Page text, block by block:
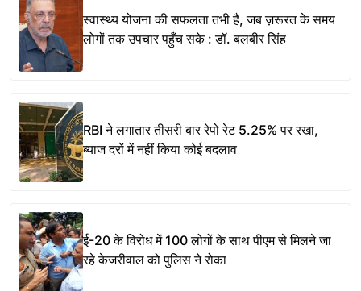
स्वास्थ्य योजना की सफलता तभी है, जब ज़रूरत के समय
लोगों तक उपचार पहुँच सके : डॉ. बलबीर सिंह
RBI ने लगातार तीसरी बार रेपो रेट 5.25% पर रखा,
ब्याज दरों में नहीं किया कोई बदलाव
ई-20 के विरोध में 100 लोगों के साथ पीएम से मिलने जा
रहे केजरीवाल को पुलिस ने रोका